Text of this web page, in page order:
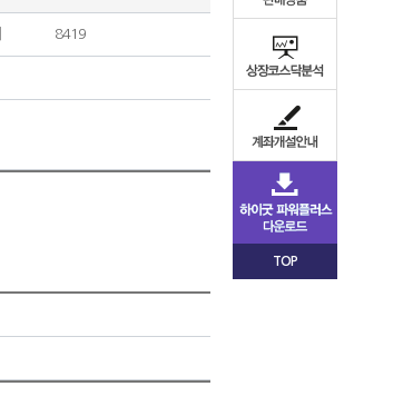
8419
TOP